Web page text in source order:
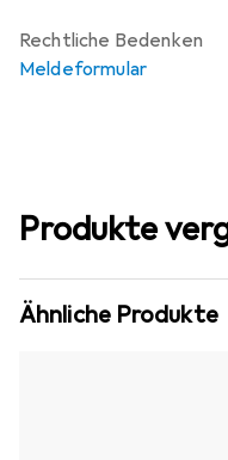
Rechtliche Bedenken
Meldeformular
Produkte
Ähnliche Produkte